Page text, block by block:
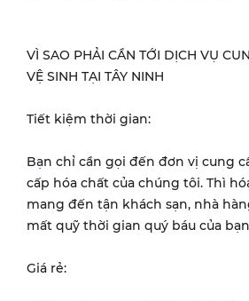
VÌ SAO PHẢI CẦN TỚI DỊCH VỤ
VỆ SINH TẠI TÂY NINH
Tiết kiệm thời gian:
Bạn chỉ cần gọi đến đơn vị cung
cấp hóa chất của chúng tôi. Thì
mang đến tận khách sạn, nhà
mất quỹ thời gian quý báu của
Giá rẻ: